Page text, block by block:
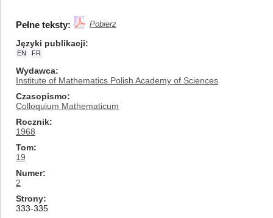
Pełne teksty: Pobierz
Języki publikacji
EN FR
Wydawca
Institute of Mathematics Polish Academy of Sciences
Czasopismo
Colloquium Mathematicum
Rocznik
1968
Tom
19
Numer
2
Strony
333-335